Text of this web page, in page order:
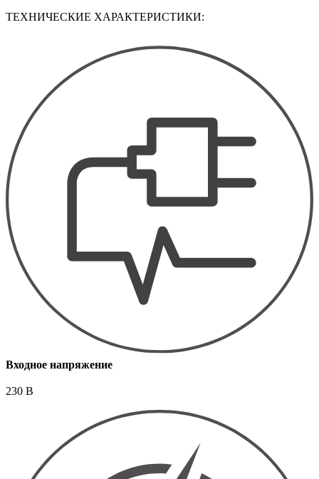
ТЕХНИЧЕСКИЕ ХАРАКТЕРИСТИКИ:
Входное напряжение
230 В